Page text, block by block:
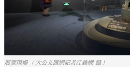
展覽現場 （大公文匯網記者江鑫嫻 攝）